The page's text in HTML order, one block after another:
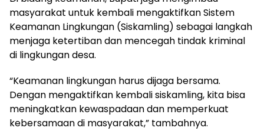
masyarakat untuk kembali mengaktifkan Sistem
Keamanan Lingkungan (Siskamling) sebagai langkah
menjaga ketertiban dan mencegah tindak kriminal
di lingkungan desa.
“Keamanan lingkungan harus dijaga bersama.
Dengan mengaktifkan kembali siskamling, kita bisa
meningkatkan kewaspadaan dan memperkuat
kebersamaan di masyarakat,” tambahnya.